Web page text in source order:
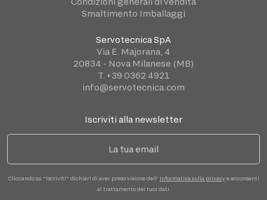
Smaltimento Imballaggi
Servotecnica SpA
Via E. Majorana, 4
20834 - Nova Milanese (MB)
T. +39 0362 4921
info@servotecnica.com
Iscriviti alla newsletter
Cliccando su "Iscriviti" dichiari di aver preso visione dell' informativa sulla privacye acconsenti
al trattamento dei tuoi dati.